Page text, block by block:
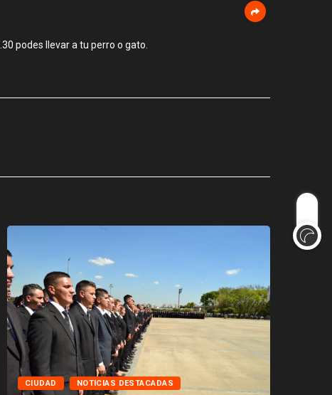
podes llevar a tu perro o gato.
CIUDAD NOTICIAS DESTACADAS